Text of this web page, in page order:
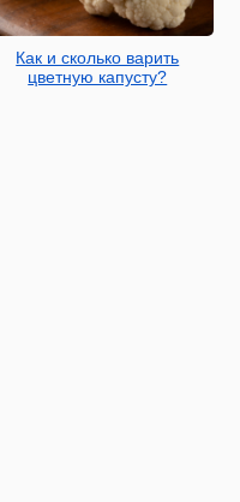
Как и сколько варить
цветную капусту?